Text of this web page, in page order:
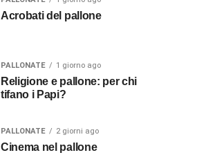
Acrobati del pallone
PALLONATE 1 giorno ago
Religione e pallone: per chi
tifano i Papi?
PALLONATE 2 giorni ago
Cinema nel pallone